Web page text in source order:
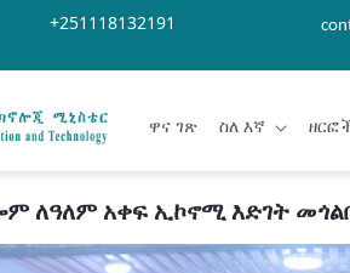
+251118132191
ዋና ገጽ ስለ እኛ
ለዓለም አቀፍ ኢኮኖሚ እድገት